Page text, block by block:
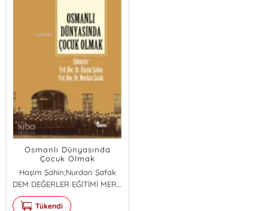
Osmanlı Dünyasında
Çocuk Olmak
Haşim Şahin;Nurdan Şafak
HAŞİM ŞAHİN
Nurdan Şafak
DEM DEĞERLER EĞİTİMİ MERKEZİ YAYINLARI
Tükendi